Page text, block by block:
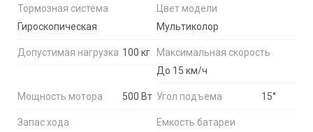
Тормозная система
Гироскопическая
Цвет модели
Мультиколор
Допустимая нагрузка 100 кг
Максимальная скорость
До 15 км/ч
Мощность мотора 500 Вт Угол подъема 15°
Запас хода
Емкость батареи